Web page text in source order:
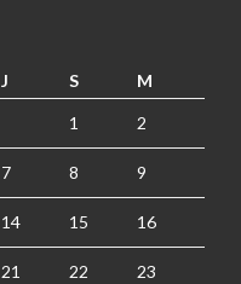
J S M
1 2
7 8 9
14 15 16
21 22 23